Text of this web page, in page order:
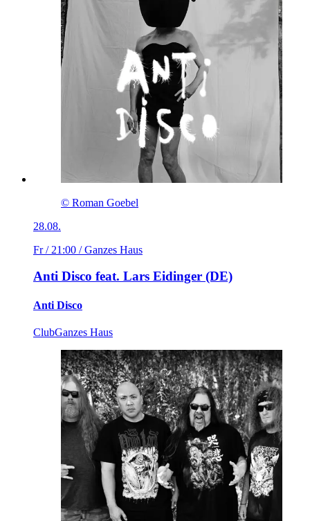
© Roman Goebel
28.08.
Fr / 21:00 / Ganzes Haus
Anti Disco feat. Lars Eidinger (DE)
Anti Disco
ClubGanzes Haus